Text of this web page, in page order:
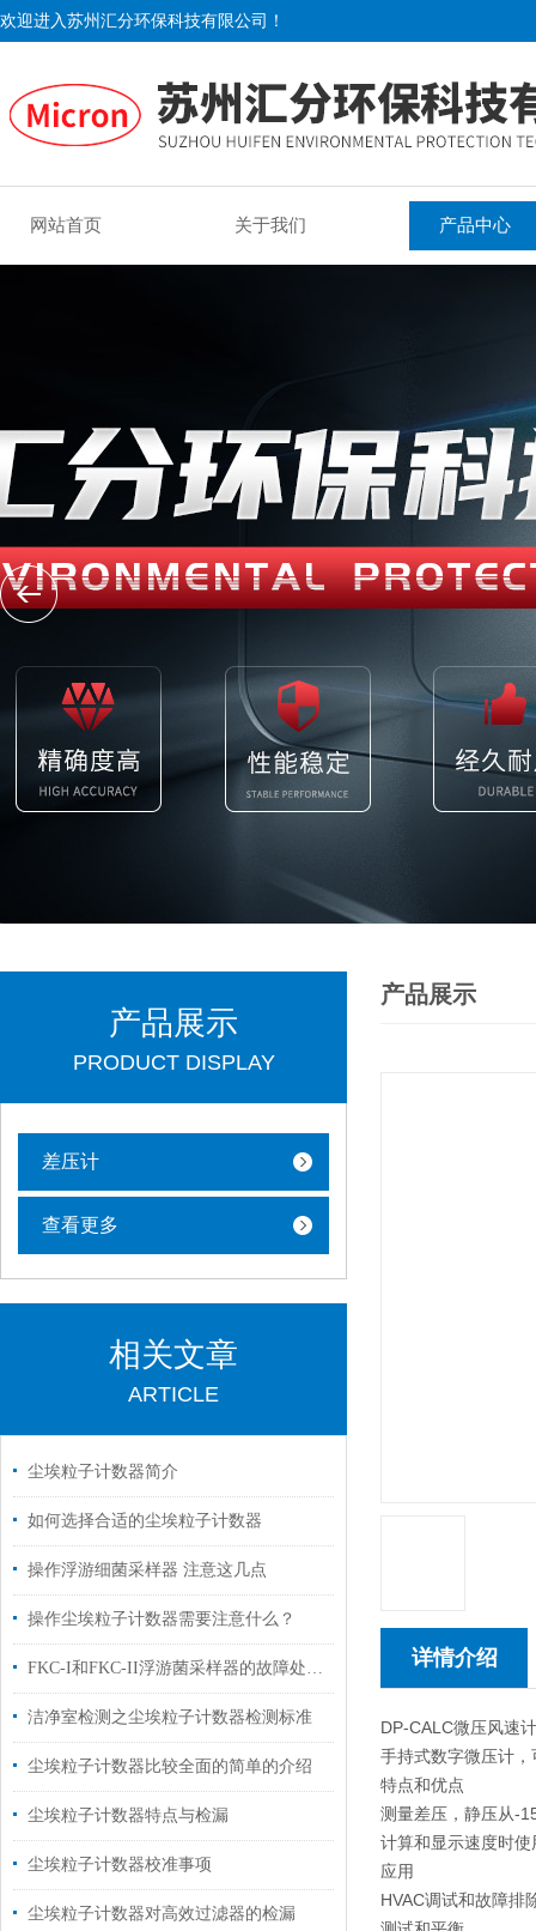
欢迎进入苏州汇分环保科技有限公司！
网站首页 关于我们 产品中心
产品展示
PRODUCT DISPLAY
差压计
查看更多
相关文章
ARTICLE
尘埃粒子计数器简介
如何选择合适的尘埃粒子计数器
操作浮游细菌采样器 注意这几点
操作尘埃粒子计数器需要注意什么？
FKC-I和FKC-II浮游菌采样器的故障处理方式
洁净室检测之尘埃粒子计数器检测标准
尘埃粒子计数器比较全面的简单的介绍
尘埃粒子计数器特点与检漏
尘埃粒子计数器校准事项
尘埃粒子计数器对高效过滤器的检漏
产品展示
详情介绍
DP-CALC微压风速
手持式数字微压计
特点和优点
测量差压，静压从-
计算和显示速度时使
应用
HVAC调试和故障排